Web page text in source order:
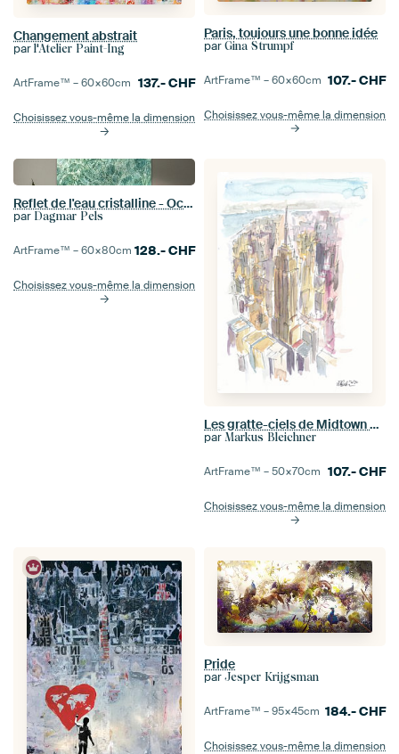
Changement abstrait
par l'Atelier Paint-Ing
ArtFrame™ –60×60cm 137.-CHF
Choisissez vous-même la dimension
Paris, toujours une bonne idée
par Gina Strumpf
ArtFrame™ –60×60cm 107.-CHF
Choisissez vous-même la dimension
Reflet de l'eau cristalline - Océan turquoise Photographie Art Print
par Dagmar Pels
ArtFrame™ –60×80cm 128.-CHF
Choisissez vous-même la dimension
Les gratte-ciels de Midtown Manhattan Scène des gratte-ciels de New York
par Markus Bleichner
ArtFrame™ –50×70cm 107.-CHF
Choisissez vous-même la dimension
Pride
par Jesper Krijgsman
ArtFrame™ –95×45cm 184.-CHF
Choisissez vous-même la dimension